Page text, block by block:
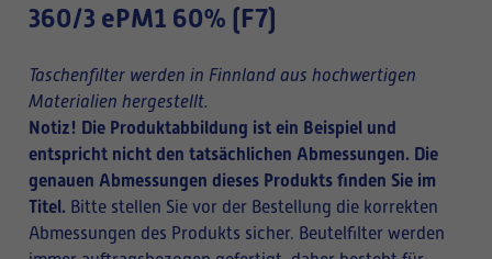
360/3 ePM1 60% (F7)
Taschenfilter werden in Finnland aus hochwertigen
Materialien hergestellt.
Notiz! Die Produktabbildung ist ein Beispiel und
entspricht nicht den tatsächlichen Abmessungen. Die
genauen Abmessungen dieses Produkts finden Sie im
Titel. Bitte stellen Sie vor der Bestellung die korrekten
Abmessungen des Produkts sicher. Beutelfilter werden